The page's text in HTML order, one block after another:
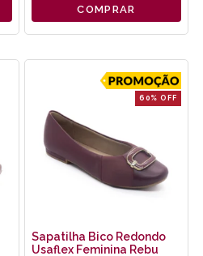
COMPRAR
60% OFF
Sapatilha Bico Redondo
Usaflex Feminina Rebu